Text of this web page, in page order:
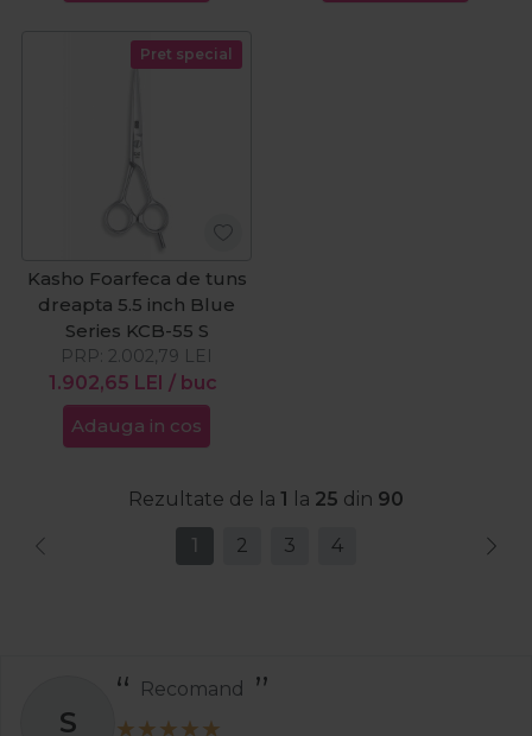
Pret special
Kasho Foarfeca de tuns
dreapta 5.5 inch Blue
Series KCB-55 S
1.902,65 LEI / buc
PRP: 2.002,79 LEI
Adauga in cos
Rezultate de la 1 la 25 din 90
1 2 3 4
S
Recomand